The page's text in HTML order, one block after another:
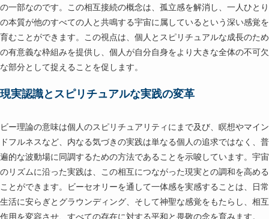
の一部なのです。この相互接続の概念は、孤立感を解消し、一人ひとり
の本質が他のすべての人と共鳴する宇宙に属しているという深い感覚を
育むことができます。この視点は、個人とスピリチュアルな成長のため
の有意義な枠組みを提供し、個人が自分自身をより大きな全体の不可欠
な部分として捉えることを促します。
現実認識とスピリチュアルな実践の変革
ビー理論の意味は個人のスピリチュアリティにまで及び、瞑想やマイン
ドフルネスなど、内なる気づきの実践は単なる個人の追求ではなく、普
遍的な波動場に同調するための方法であることを示唆しています。宇宙
のリズムに沿った実践は、この相互につながった現実との調和を高める
ことができます。ビーセオリーを通して一体感を実感することは、日常
生活に安らぎとグラウンディング、そして神聖な感覚をもたらし、相互
作用を変容させ、すべての存在に対する平和と畏敬の念を育みます。